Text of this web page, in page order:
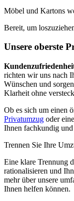
Möbel und Kartons
Bereit, um
Unsere oberste
richten wir uns nach
Wünschen und
Klarheit ohne
Ob es sich um einen
Privatumzug oder
Ihnen fachkundig
Trennen Sie Ihre
Eine klare Trennung
rationalisieren und
mehr über unsere
Ihnen helfen können.